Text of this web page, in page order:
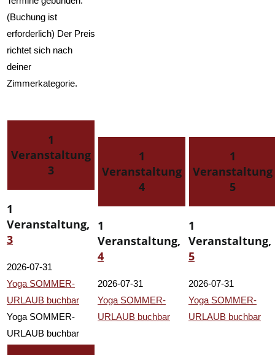
(Buchung ist
erforderlich) Der Preis
richtet sich nach
deiner
Zimmerkategorie.
1
Veranstaltung
3
1
Veranstaltung,
3
2026-07-31
Yoga SOMMER-
URLAUB buchbar
Yoga SOMMER-
URLAUB buchbar
1
Veranstaltung
4
1
Veranstaltung,
4
2026-07-31
Yoga SOMMER-
URLAUB buchbar
1
Veranstaltung
5
1
Veranstaltung,
5
2026-07-31
Yoga SOMMER-
URLAUB buchbar